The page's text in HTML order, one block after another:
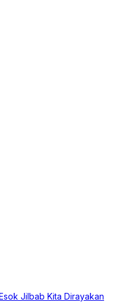
Jilbab Kita Dirayakan